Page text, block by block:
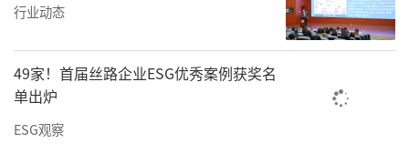
行业动态
49家！首届丝路企业ESG优秀案例获奖名
单出炉
ESG观察